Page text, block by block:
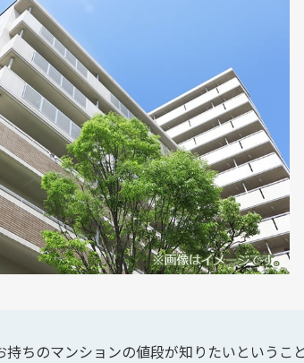
持ちのマンションの値段が知りたいという